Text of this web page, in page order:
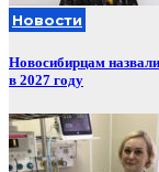
Новости
Новосибирцам
в 2027 году